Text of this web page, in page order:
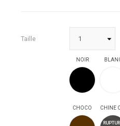
Taille
NOIR
CHOCO
CHOCO